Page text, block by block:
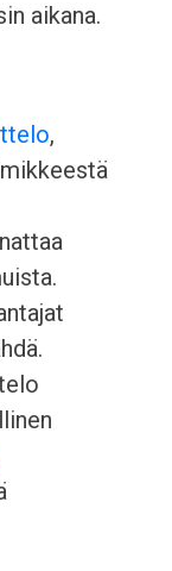
aikana.
,